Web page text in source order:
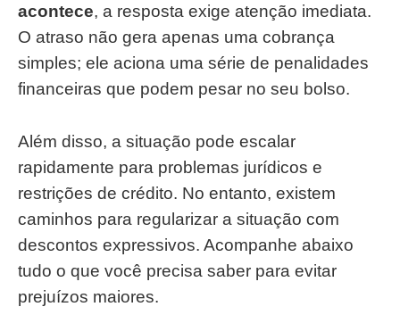
acontece, a resposta exige atenção imediata.
O atraso não gera apenas uma cobrança
simples; ele aciona uma série de penalidades
financeiras que podem pesar no seu bolso.
Além disso, a situação pode escalar
rapidamente para problemas jurídicos e
restrições de crédito. No entanto, existem
caminhos para regularizar a situação com
descontos expressivos. Acompanhe abaixo
tudo o que você precisa saber para evitar
prejuízos maiores.